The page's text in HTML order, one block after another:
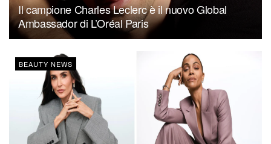
Il campione Charles Leclerc è il nuovo Global
Ambassador di L’Oréal Paris
BEAUTY NEWS